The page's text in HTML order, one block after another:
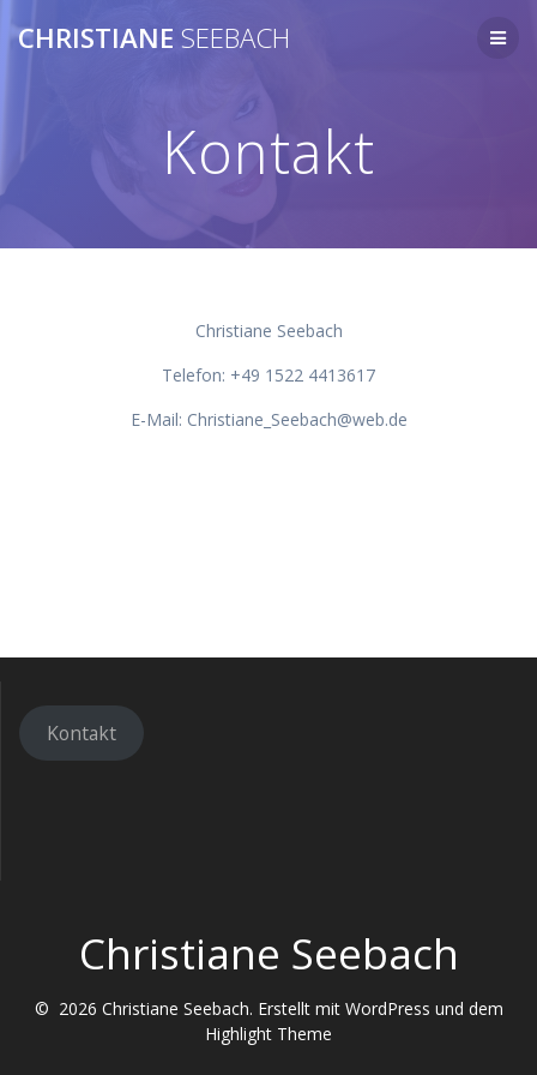
Inhalt
CHRISTIANE SEEBACH
Kontakt
Christiane Seebach
Telefon: +49 1522 4413617
E-Mail: Christiane_Seebach@web.de
Kontakt
Christiane Seebach
© 2026 Christiane Seebach. Erstellt mit WordPress und dem
Highlight Theme